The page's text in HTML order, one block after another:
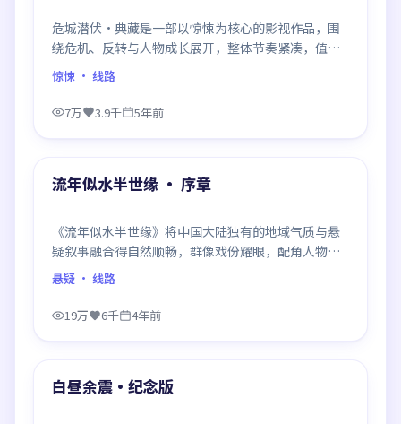
危城潜伏·典藏是一部以惊悚为核心的影视作品，围
绕危机、反转与人物成长展开，整体节奏紧凑，值得
推荐观看。
惊悚 · 线路
7万 3.9千 5年前
最新
流年似水半世缘 · 序章
《流年似水半世缘》将中国大陆独有的地域气质与悬
疑叙事融合得自然顺畅，群像戏份耀眼，配角人物同
样鲜活，整部作品质感扎实。
悬疑 · 线路
19万 6千 4年前
最新
白昼余震·纪念版